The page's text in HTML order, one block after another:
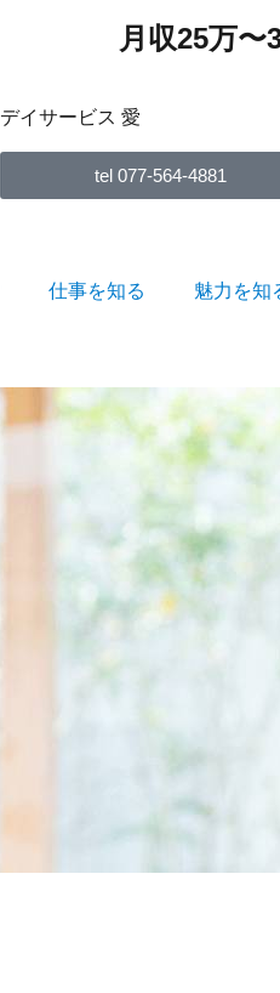
月収25万〜
デイサービス 愛
tel 077-564-4881
仕事を知る 魅力を知